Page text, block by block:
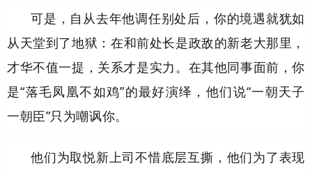
可是，自从去年他调任别处后，你的境遇就犹如
从天堂到了地狱：在和前处长是政敌的新老大那里，
才华不值一提，关系才是实力。在其他同事面前，你
是“落毛凤凰不如鸡”的最好演绎，他们说“一朝天子
一朝臣”只为嘲讽你。
他们为取悦新上司不惜底层互撕，他们为了表现